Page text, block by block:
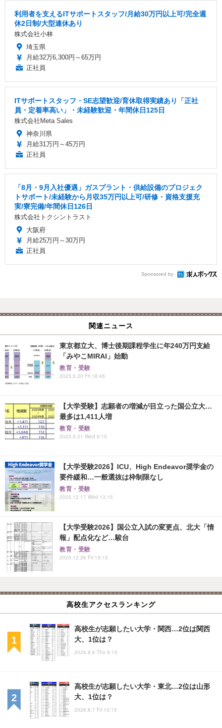
利用者を支えるITサポートスタッフ/月給30万円以上可/完全週
休2日制/大型連休あり
株式会社小林
埼玉県
月給32万6,300円～65万円
正社員
ITサポートスタッフ・SE志望歓迎/育休取得実績あり「正社
員・定着率高い」・未経験歓迎・年間休日125日
株式会社Meta Sales
神奈川県
月給31万円～45万円
正社員
「8月・9月入社優遇」ガスプラント・供給設備のプロジェク
トサポート/未経験から月収35万円以上可/研修・資格支援充
実/寮完備/年間休日126日
株式会社トクシントラスト
大阪府
月給25万円～30万円
正社員
Sponsored by
関連ニュース
東京都立大、博士後期課程学生に年240万円支給
「みやこMIRAI」始動
教育・受験
2025.6.20 Fri 18:45
【大学受験】志願者の増減が目立った国公立大…
最多は1,411人増
教育・受験
2025.5.21 Wed 9:15
【大学受験2026】ICU、High Endeavor奨学金の
要件緩和…一般選抜は枠制限なし
教育・受験
2025.12.17 Wed 13:15
【大学受験2026】国公立入試の変更点、北大「情
報」配点化など…駿台
教育・受験
2025.12.26 Fri 19:15
高校生アクセスランキング
高校生が志願したい大学・関西…2位は関西
大、1位は？
2026.8.6 Thu 9:15
高校生が志願したい大学・東北…2位は山形
大、1位は？
2026.8.7 Fri 10:15